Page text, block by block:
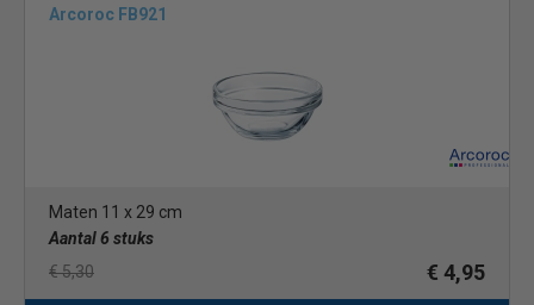
Arcoroc FB921
Maten 11 x 29 cm
Aantal 6 stuks
€ 5,30
€ 4,95